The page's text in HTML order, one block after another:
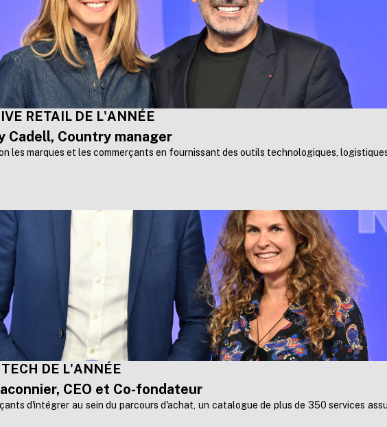
RETAIL DE L'ANNÉE
Cadell, Country manager
les marques et les commerçants en fournissant des outils technologiques,
DE L'ANNÉE
CEO et Co-fondateur
d'intégrer au sein du parcours d'achat, un catalogue de plus de 350 services